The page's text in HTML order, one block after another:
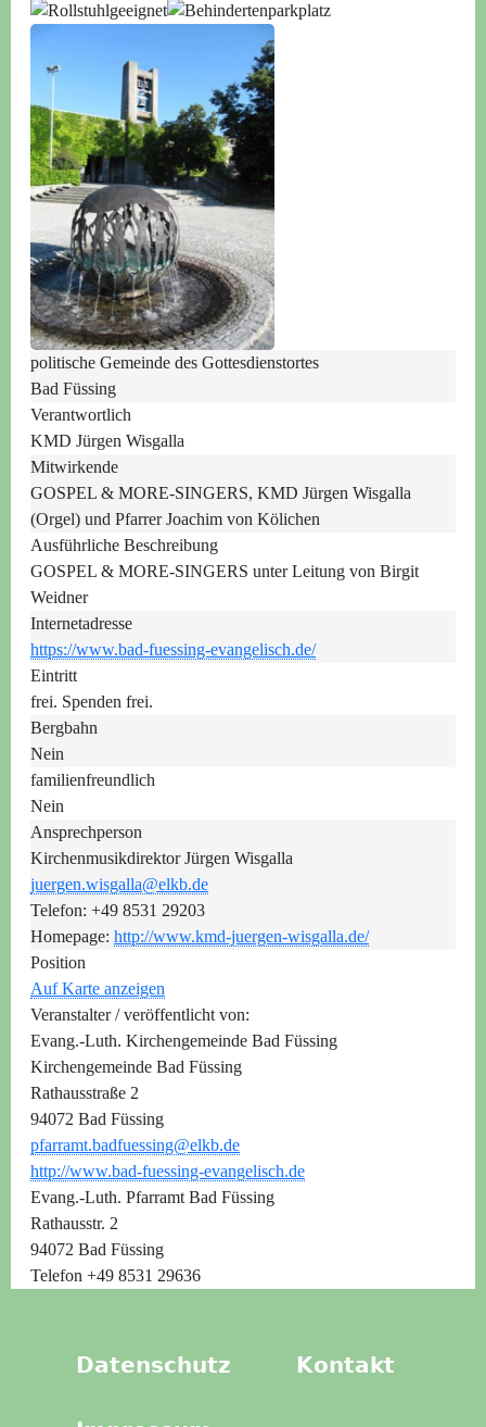
politische Gemeinde des Gottesdienstortes
Bad Füssing
Verantwortlich
KMD Jürgen Wisgalla
Mitwirkende
GOSPEL & MORE-SINGERS, KMD Jürgen Wisgalla
(Orgel) und Pfarrer Joachim von Kölichen
Ausführliche Beschreibung
GOSPEL & MORE-SINGERS unter Leitung von Birgit
Weidner
Internetadresse
https://www.bad-fuessing-evangelisch.de/
Eintritt
frei. Spenden frei.
Bergbahn
Nein
familienfreundlich
Nein
Ansprechperson
Kirchenmusikdirektor Jürgen Wisgalla
juergen.wisgalla@elkb.de
Telefon: +49 8531 29203
Homepage: http://www.kmd-juergen-wisgalla.de/
Position
Auf Karte anzeigen
Veranstalter / veröffentlicht von:
Evang.-Luth. Kirchengemeinde Bad Füssing
Kirchengemeinde Bad Füssing
Rathausstraße 2
94072 Bad Füssing
pfarramt.badfuessing@elkb.de
http://www.bad-fuessing-evangelisch.de
Evang.-Luth. Pfarramt Bad Füssing
Rathausstr. 2
94072 Bad Füssing
Telefon +49 8531 29636
Datenschutz Kontakt